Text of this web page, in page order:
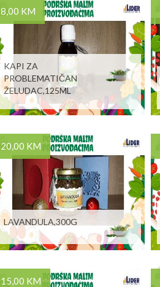
8,00 KM
KAPI ZA
PROBLEMATIČAN
ŽELUDAC,125ML
20,00 KM
LAVANDULA,300G
15,00 KM